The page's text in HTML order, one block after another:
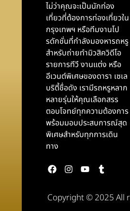
ไม่ว่าคุณจะเป็นนักท่อง
เที่ยวที่ต้องการท่องเที่ยวใน
กรุงเทพฯ หรือทีมงานโป
รดักชั่นที่กำลังมองหารถหรู
สำหรับถ่ายทำมิวสิควิดีโอ
รายการทีวี งานแต่ง หรือ
อีเวนต์พิเศษของดารา เซเล
บริตี้ชื่อดัง เรามีรถหรูหลาก
หลายรุ่นให้คุณเลือกสรร
ตอบโจทย์ทุกความต้องการ
พร้อมมอบประสบการณ์สุด
พิเศษสำหรับทุกการเดิน
ทาง
Copyright © 2025 All